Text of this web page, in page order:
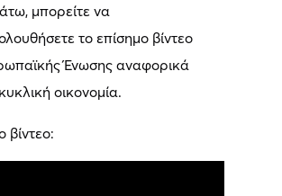
μπορείτε να
το επίσημο βίντεο
Ένωσης αναφορικά
οικονομία.
βίντεο: